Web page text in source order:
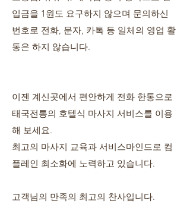
입금을 1원도 요구하지 않으며 문의하신
번호로 전화, 문자, 카톡 등 일체의 영업 활
동은 하지 않습니다.
이젠 계신곳에서 편안하게 전화 한통으로
태국전통의 호텔식 마사지 서비스를 이용
해 보세요.
​최고의 마사지 교육과 서비스마인드로 컴
플레인 최소화에 노력하고 있습니다.
고객님의 만족의 최고의 찬사입니다.